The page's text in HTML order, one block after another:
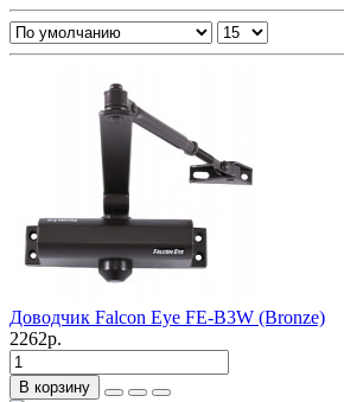
Доводчик Falcon Eye FE-B3W (Bronze)
2262р.
В корзину